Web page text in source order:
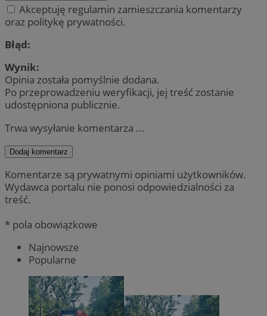
Akceptuję regulamin zamieszczania komentarzy
oraz politykę prywatności.
Błąd:
Wynik:
Opinia została pomyślnie dodana.
Po przeprowadzeniu weryfikacji, jej treść zostanie
udostępniona publicznie.
Trwa wysyłanie komentarza ...
Dodaj komentarz
Komentarze są prywatnymi opiniami użytkowników.
Wydawca portalu nie ponosi odpowiedzialności za
treść.
* pola obowiązkowe
Najnowsze
Popularne